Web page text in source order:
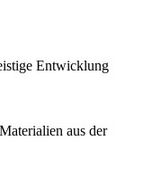
Entwicklung
aus der